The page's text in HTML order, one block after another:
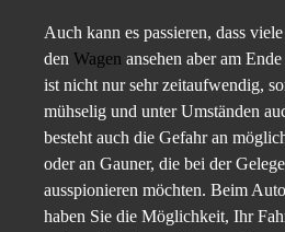
Auch kann es passieren, dass
den Wagen ansehen aber am
ist nicht nur sehr zeitaufwendig,
mühselig und unter Umständen
besteht auch die Gefahr an
oder an Gauner, die bei der
ausspionieren möchten. Beim
haben Sie die Möglichkeit, Ihr